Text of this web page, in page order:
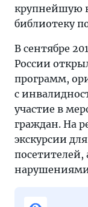
крупнейшую
библиотеку
В сентябре
России
программ,
с
участие в
граждан. На
экскурсии
посетителей,
нарушениями